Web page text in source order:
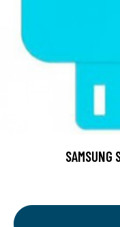
SAMSUNG